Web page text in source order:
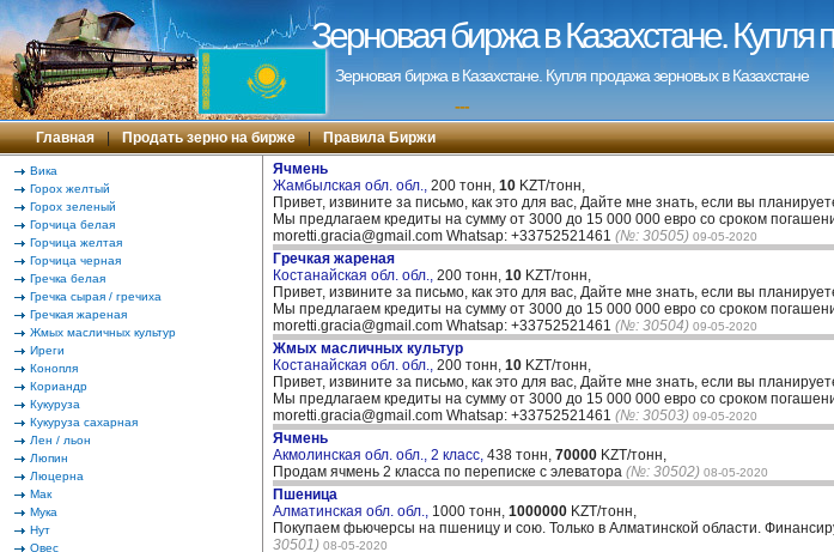
Зерновая биржа в Казахстане. Купля
Зерновая биржа в Казахстане. Купля продажа зерновых в Казахстане
---
Главная | Продать зерно на бирже | Правила Биржи
Вика
Горох желтый
Горох зеленый
Горчица белая
Горчица желтая
Горчица черная
Гречка белая
Гречка сырая / гречиха
Гречкая жареная
Жмых масличных культур
Иреги
Конопля
Кориандр
Кукуруза
Кукуруза сахарная
Лен / льон
Люпин
Люцерна
Мак
Мука
Нут
Овес
Ячмень
Жамбылская обл. обл., 200 тонн, 10 KZT/тонн,
Привет, извините за письмо, как это для вас, Дайте мне знать, если вы
Мы предлагаем кредиты на сумму от 3000 до 15 000 000 евро со сроком
moretti.gracia@gmail.com Whatsap: +33752521461 (№: 30505) 09-05-2020
Гречкая жареная
Костанайская обл. обл., 200 тонн, 10 KZT/тонн,
Привет, извините за письмо, как это для вас, Дайте мне знать, если вы
Мы предлагаем кредиты на сумму от 3000 до 15 000 000 евро со сроком
moretti.gracia@gmail.com Whatsap: +33752521461 (№: 30504) 09-05-2020
Жмых масличных культур
Костанайская обл. обл., 200 тонн, 10 KZT/тонн,
Привет, извините за письмо, как это для вас, Дайте мне знать, если вы
Мы предлагаем кредиты на сумму от 3000 до 15 000 000 евро со сроком
moretti.gracia@gmail.com Whatsap: +33752521461 (№: 30503) 09-05-2020
Ячмень
Акмолинская обл. обл., 2 класс, 438 тонн, 70000 KZT/тонн,
Продам ячмень 2 класса по переписке с элеватора (№: 30502) 08-05-2020
Пшеница
Алматинская обл. обл., 1000 тонн, 1000000 KZT/тонн,
Покупаем фьючерсы на пшеницу и сою. Только в Алматинской области.
30501) 08-05-2020